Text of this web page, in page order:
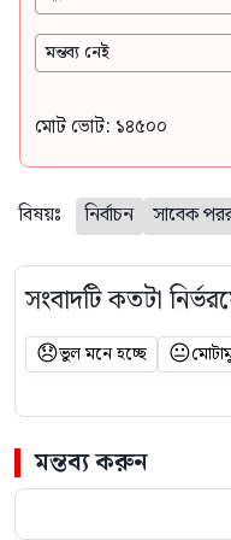
মন্তব্য নেই
মোট ভোট: ১৪৫০০
বিষয়ঃ নির্বাচন সাবেক
সংবাদটি কতটা
😞ভুল মনে হচ্ছে 😐
মন্তব্য করুন